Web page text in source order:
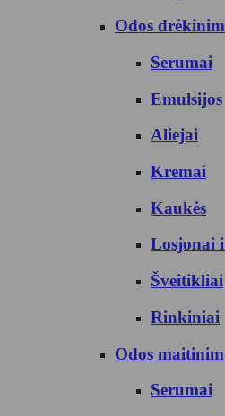
Odos
Serumai
Emulsijos
Aliejai
Kremai
Kaukės
Losjonai
Šveitikliai
Rinkiniai
Odos
Serumai